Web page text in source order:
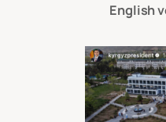
English